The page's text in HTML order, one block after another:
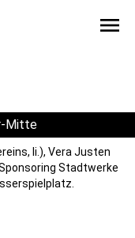
menu
Mitte
li.), Vera Justen
Stadtwerke